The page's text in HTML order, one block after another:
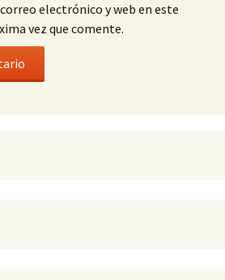
electrónico y web en este
vez que comente.